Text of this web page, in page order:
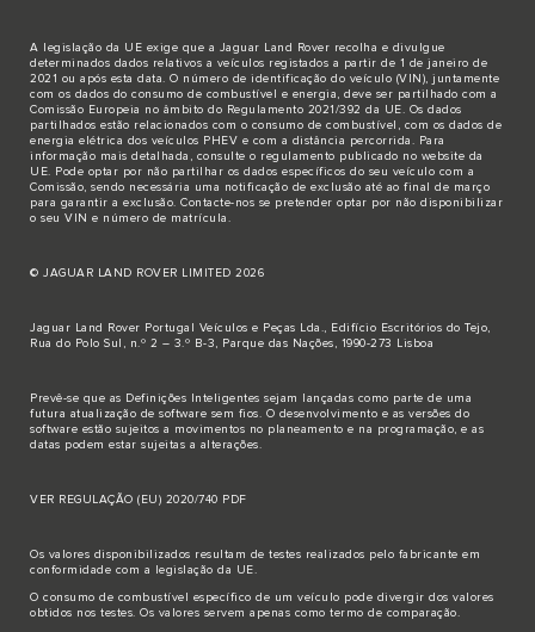
A legislação da UE exige que a Jaguar Land Rover recolha e divulgue
determinados dados relativos a veículos registados a partir de 1 de janeiro de
2021 ou após esta data. O número de identificação do veículo (VIN), juntamente
com os dados do consumo de combustível e energia, deve ser partilhado com a
Comissão Europeia no âmbito do Regulamento 2021/392 da UE. Os dados
partilhados estão relacionados com o consumo de combustível, com os dados de
energia elétrica dos veículos PHEV e com a distância percorrida. Para
informação mais detalhada, consulte o regulamento publicado no website da
UE. Pode optar por não partilhar os dados específicos do seu veículo com a
Comissão, sendo necessária uma notificação de exclusão até ao final de março
para garantir a exclusão. Contacte-nos se pretender optar por não disponibilizar
o seu VIN e número de matrícula.
© JAGUAR LAND ROVER LIMITED 2026
Jaguar Land Rover Portugal Veículos e Peças Lda., Edifício Escritórios do Tejo,
Rua do Polo Sul, n.º 2 – 3.º B-3, Parque das Nações, 1990-273 Lisboa
Prevê-se que as Definições Inteligentes sejam lançadas como parte de uma
futura atualização de software sem fios. O desenvolvimento e as versões do
software estão sujeitos a movimentos no planeamento e na programação, e as
datas podem estar sujeitas a alterações.
VER REGULAÇÃO (EU) 2020/740 PDF
Os valores disponibilizados resultam de testes realizados pelo fabricante em
conformidade com a legislação da UE.
O consumo de combustível específico de um veículo pode divergir dos valores
obtidos nos testes. Os valores servem apenas como termo de comparação.